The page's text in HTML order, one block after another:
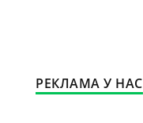
РЕКЛАМА У НАС